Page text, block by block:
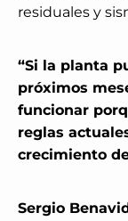
residuales y
“Si la planta
próximos
funcionar
reglas
crecimiento
Sergio